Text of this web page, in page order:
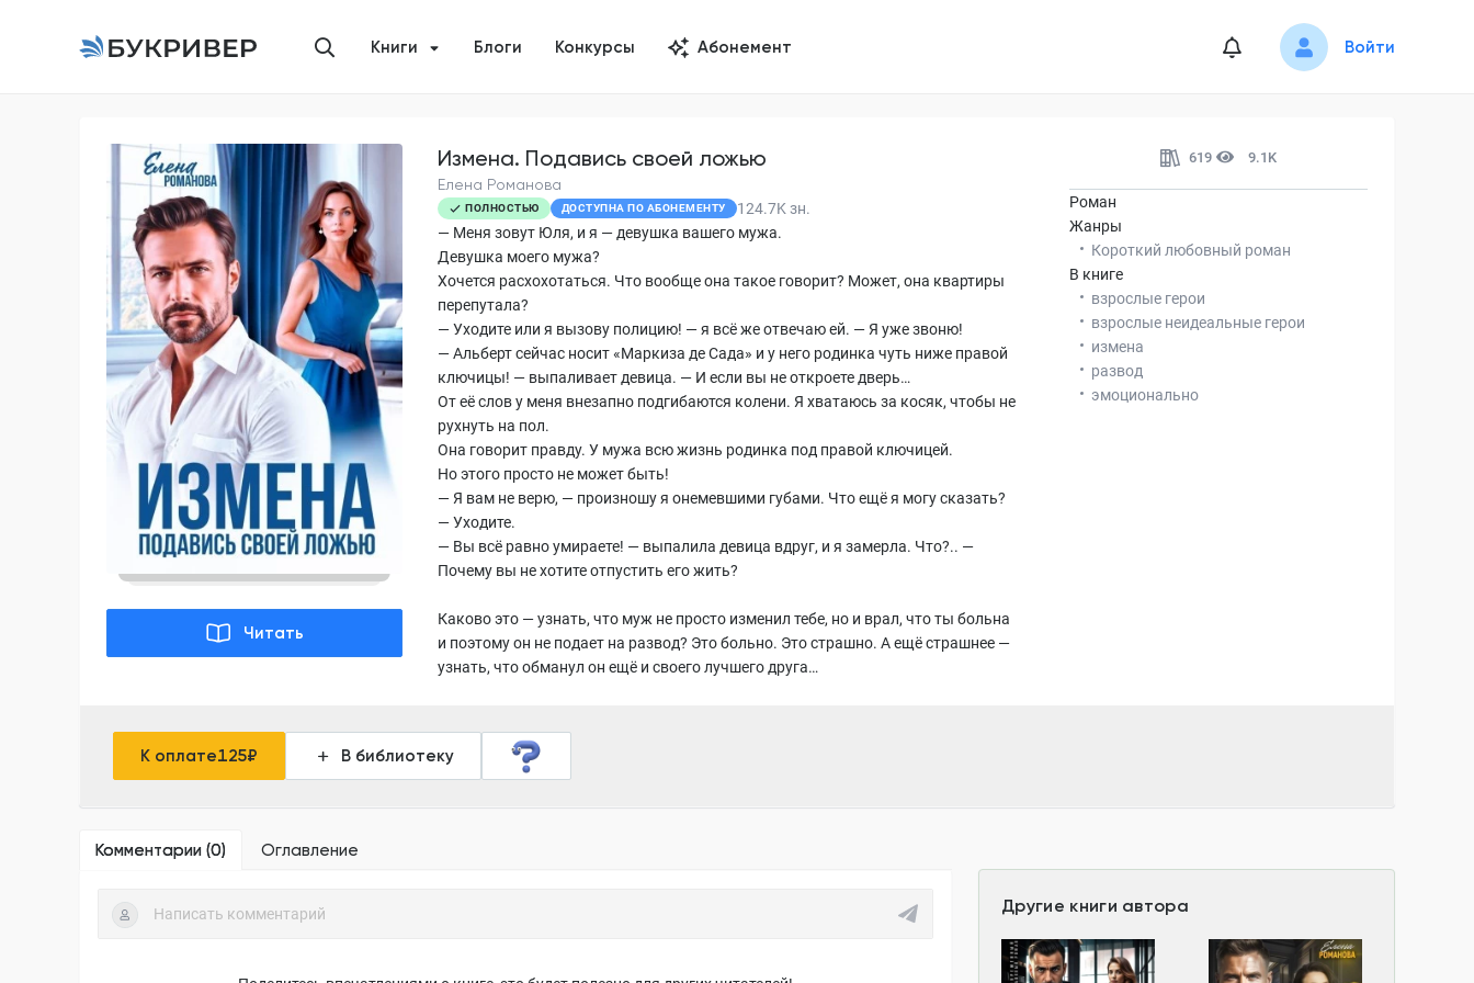
Книги Блоги Конкурсы Абонемент Войти
Читать
Измена. Подавись своей ложью
Елена Романова
ПОЛНОСТЬЮ ДОСТУПНА ПО АБОНЕМЕНТУ 124.7K зн.
— Меня зовут Юля, и я — девушка вашего мужа.
Девушка моего мужа?
Хочется расхохотаться. Что вообще она такое говорит? Может, она квартиры
перепутала?
— Уходите или я вызову полицию! — я всё же отвечаю ей. — Я уже звоню!
— Альберт сейчас носит «Маркиза де Сада» и у него родинка чуть ниже правой
ключицы! — выпаливает девица. — И если вы не откроете дверь…
От её слов у меня внезапно подгибаются колени. Я хватаюсь за косяк, чтобы не
рухнуть на пол.
Она говорит правду. У мужа всю жизнь родинка под правой ключицей.
Но этого просто не может быть!
— Я вам не верю, — произношу я онемевшими губами. Что ещё я могу сказать?
— Уходите.
— Вы всё равно умираете! — выпалила девица вдруг, и я замерла. Что?.. —
Почему вы не хотите отпустить его жить?
Каково это — узнать, что муж не просто изменил тебе, но и врал, что ты больна
и поэтому он не подает на развод? Это больно. Это страшно. А ещё страшнее —
узнать, что обманул он ещё и своего лучшего друга…
619 9.1K
Роман
Жанры
Короткий любовный роман
В книге
взрослые герои
взрослые неидеальные герои
измена
развод
эмоционально
К оплате125₽ В библиотеку
Комментарии (0) Оглавление
Другие книги автора